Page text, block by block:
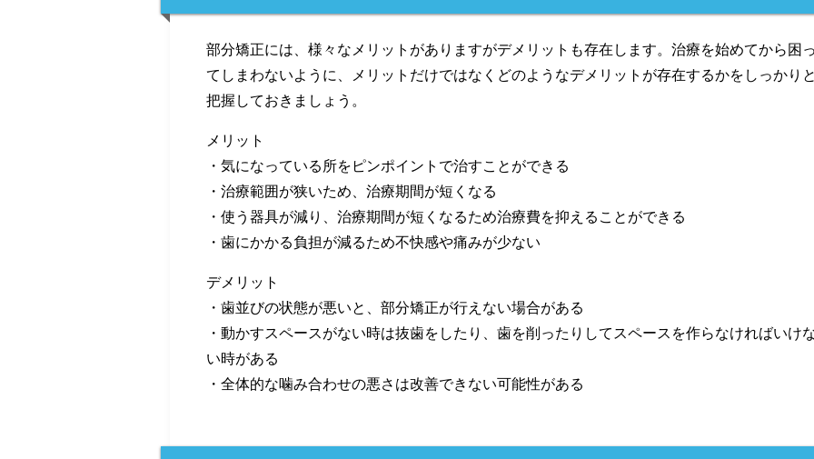
部分矯正には、様々なメリットがありますがデメリットも存在します。治療を始めてから困っ
てしまわないように、メリットだけではなくどのようなデメリットが存在するかをしっかりと
把握しておきましょう。
メリット
・気になっている所をピンポイントで治すことができる
・治療範囲が狭いため、治療期間が短くなる
・使う器具が減り、治療期間が短くなるため治療費を抑えることができる
・歯にかかる負担が減るため不快感や痛みが少ない
デメリット
・歯並びの状態が悪いと、部分矯正が行えない場合がある
・動かすスペースがない時は抜歯をしたり、歯を削ったりしてスペースを作らなければいけ
い時がある
・全体的な噛み合わせの悪さは改善できない可能性がある